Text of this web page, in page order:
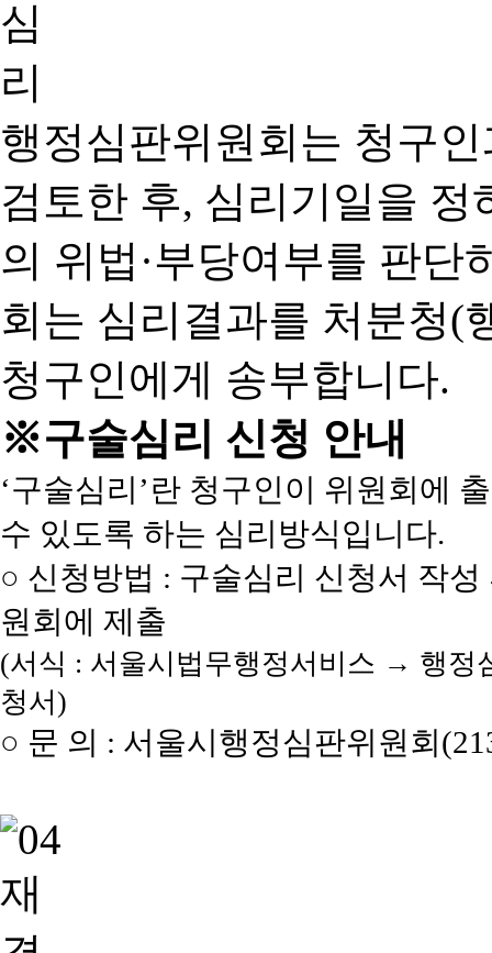
행정심판위원회는 청구
검토한 후, 심리기일을 정
의 위법·부당여부를 판단
회는 심리결과를 처분청(
청구인에게 송부합니다.
※구술심리 신청 안내
‘구술심리’란 청구인이 위원회에
수 있도록 하는 심리방식입니다.
○ 신청방법 : 구술심리 신청서 작
원회에 제출
(서식 : 서울시법무행정서비스 → 행
청서)
○ 문 의 : 서울시행정심판위원회